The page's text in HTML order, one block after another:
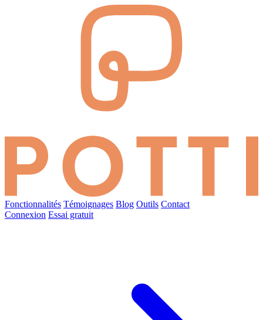
Fonctionnalités Témoignages Blog Outils Contact
Connexion Essai gratuit